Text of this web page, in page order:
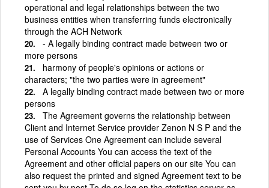
operational and legal relationships between the two
business entities when transferring funds electronically
through the ACH Network
- A legally binding contract made between two or
more persons
harmony of people's opinions or actions or
characters; "the two parties were in agreement"
A legally binding contract made between two or more
persons
The Agreement governs the relationship between
Client and Internet Service provider Zenon N S P and the
use of Services One Agreement can include several
Personal Accounts You can access the text of the
Agreement and other official papers on our site You can
also request the printed and signed Agreement text to be